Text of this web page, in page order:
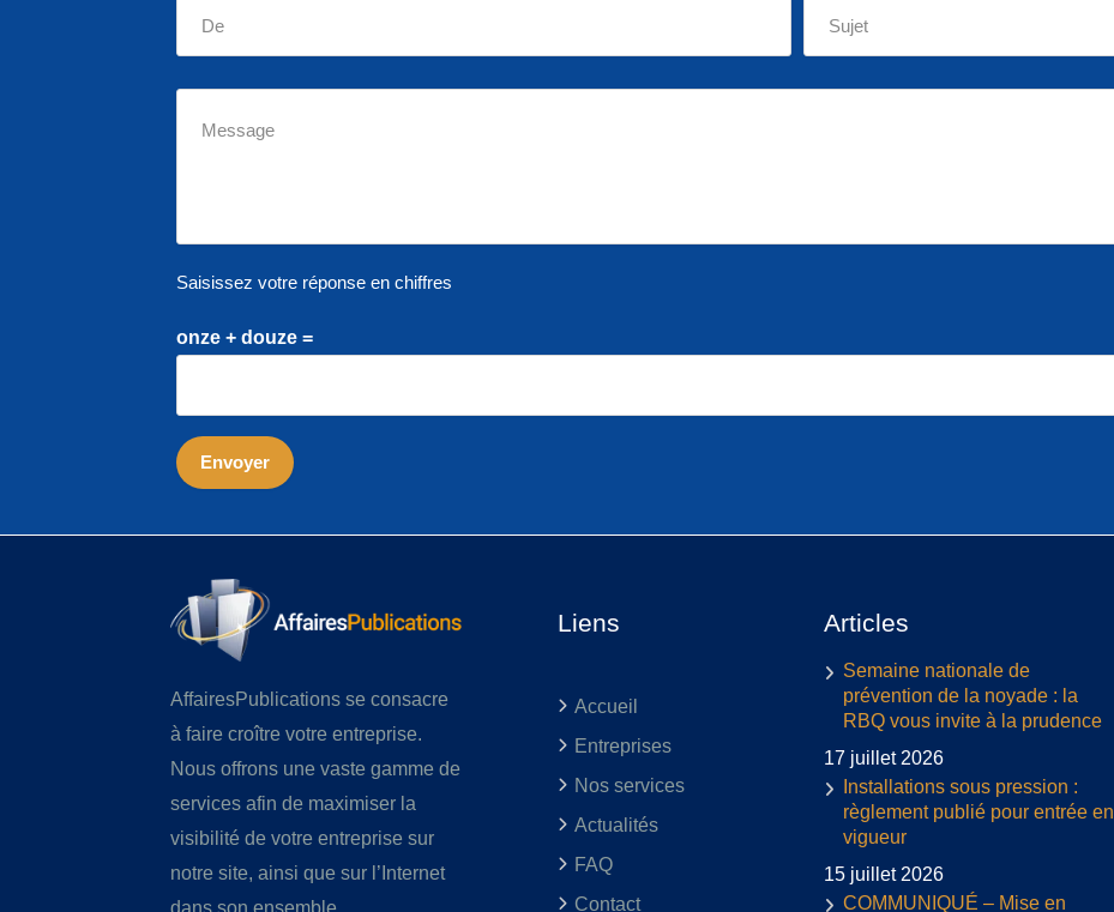
Saisissez votre réponse en chiffres
onze + douze =
AffairesPublications se consacre
à faire croître votre entreprise.
Nous offrons une vaste gamme de
services afin de maximiser la
visibilité de votre entreprise sur
notre site, ainsi que sur l’Internet
Liens
Accueil
Entreprises
Nos services
Actualités
FAQ
Contact
Articles
Semaine nationale de
prévention de la noyade : la
RBQ vous invite à la prudence
17 juillet 2026
Installations sous pression :
règlement publié pour entrée en
vigueur
15 juillet 2026
COMMUNIQUÉ – Mise en